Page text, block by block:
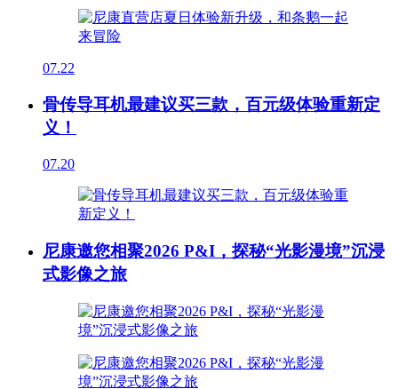
07.22
骨传导耳机最建议买三款，百元级体验重新定
义！
07.20
尼康邀您相聚2026 P&I，探秘“光影漫境”沉浸
式影像之旅